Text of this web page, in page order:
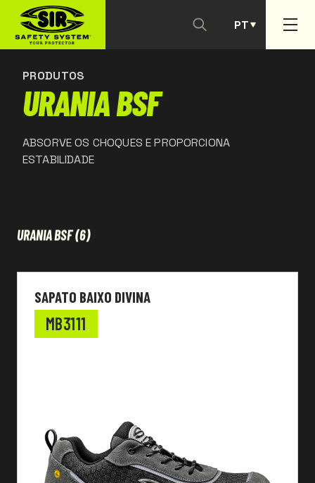
PT
ES
PRODUTOS
URANIA BSF
ABSORVE OS CHOQUES E PROPORCIONA
ESTABILIDADE
URANIA BSF(6)
SAPATO BAIXO DIVINA
MB3111
CONTACTAR-NOS